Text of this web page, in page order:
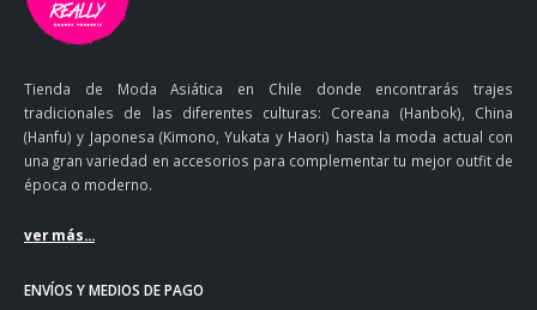
Tienda de Moda Asiática en Chile donde encontrarás trajes
tradicionales de las diferentes culturas: Coreana (Hanbok), China
(Hanfu) y Japonesa (Kimono, Yukata y Haori) hasta la moda actual con
una gran variedad en accesorios para complementar tu mejor outfit de
época o moderno.
ver más...
ENVÍOS Y MEDIOS DE PAGO